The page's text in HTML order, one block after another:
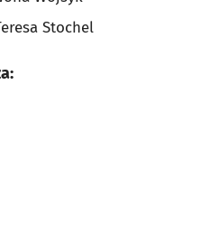
Stochel